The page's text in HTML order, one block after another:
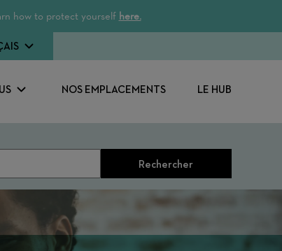
how to protect yourself here.
NOS EMPLACEMENTS LE HUB
Rechercher